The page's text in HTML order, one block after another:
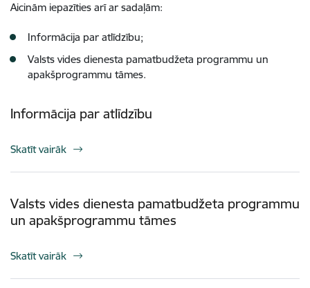
Aicinām iepazīties arī ar sadaļām:
Informācija par atlīdzību;
Valsts vides dienesta pamatbudžeta programmu un
apakšprogrammu tāmes.
Informācija par atlīdzību
Skatīt vairāk
Valsts vides dienesta pamatbudžeta programmu
un apakšprogrammu tāmes
Skatīt vairāk